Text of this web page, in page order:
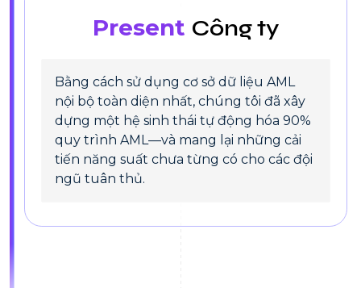
Present Công ty
Bằng cách sử dụng cơ sở dữ liệu AML
nội bộ toàn diện nhất, chúng tôi đã xây
dựng một hệ sinh thái tự động hóa 90%
quy trình AML—và mang lại những cải
tiến năng suất chưa từng có cho các đội
ngũ tuân thủ.